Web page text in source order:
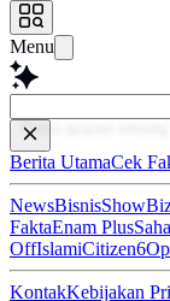
Menu
Bac
Berita UtamaCek
NewsBisnis
FaktaEnam Plus
OffIslamiCitizen6
KontakKebijakan